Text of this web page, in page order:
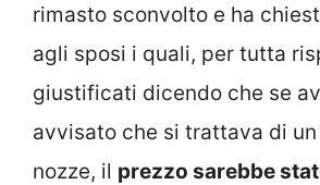
rimasto sconvolto e ha
agli sposi i quali, per tutta
giustificati dicendo che se
avvisato che si trattava di
nozze, il prezzo sarebbe